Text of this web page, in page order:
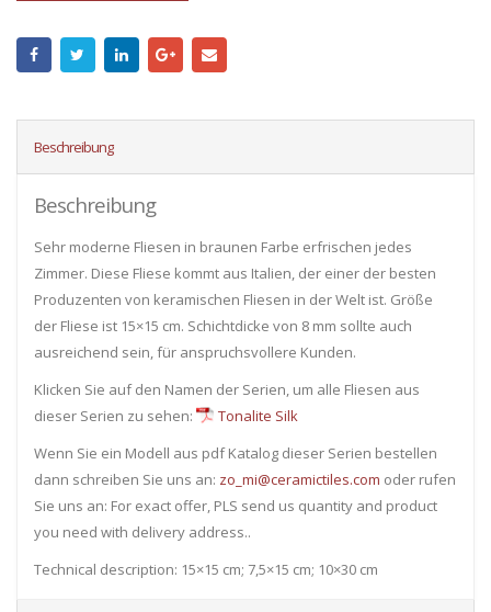
Beschreibung
Beschreibung
Sehr moderne Fliesen in braunen Farbe erfrischen jedes
Zimmer. Diese Fliese kommt aus Italien, der einer der besten
Produzenten von keramischen Fliesen in der Welt ist. Größe
der Fliese ist 15×15 cm. Schichtdicke von 8 mm sollte auch
ausreichend sein, für anspruchsvollere Kunden.
Klicken Sie auf den Namen der Serien, um alle Fliesen ​​aus
dieser Serien zu sehen:
Tonalite Silk
Wenn Sie ein Modell aus pdf Katalog dieser Serien bestellen
dann schreiben Sie uns an: zo_mi@ceramictiles.com oder rufen
Sie uns an: For exact offer, PLS send us quantity and product
you need with delivery address..
Technical description: 15×15 cm; 7,5×15 cm; 10×30 cm